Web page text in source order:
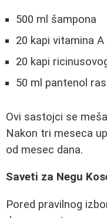
500 ml šampona
20 kapi vitamina A
20 kapi
50 ml pantenol
Ovi sastojci se
Nakon tri meseca
od mesec dana.
Saveti za Negu
Pored pravilnog